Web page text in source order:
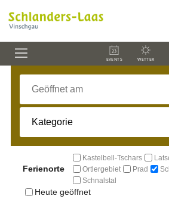
EVENTS WETTER